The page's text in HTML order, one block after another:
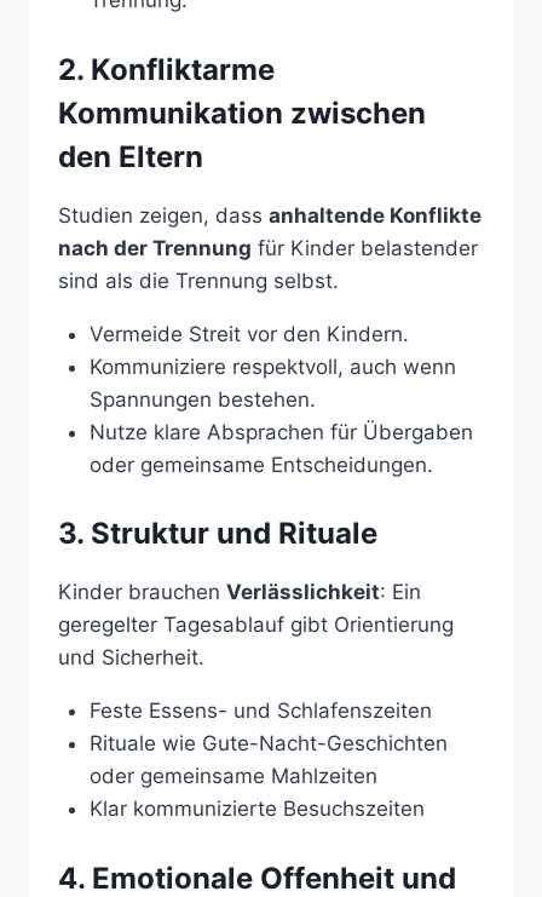
2. Konfliktarme
Kommunikation zwischen
den Eltern
Studien zeigen, dass anhaltende Konflikte
nach der Trennung für Kinder belastender
sind als die Trennung selbst.
Vermeide Streit vor den Kindern.
Kommuniziere respektvoll, auch wenn
Spannungen bestehen.
Nutze klare Absprachen für Übergaben
oder gemeinsame Entscheidungen.
3. Struktur und Rituale
Kinder brauchen Verlässlichkeit: Ein
geregelter Tagesablauf gibt Orientierung
und Sicherheit.
Feste Essens- und Schlafenszeiten
Rituale wie Gute-Nacht-Geschichten
oder gemeinsame Mahlzeiten
Klar kommunizierte Besuchszeiten
4. Emotionale Offenheit und